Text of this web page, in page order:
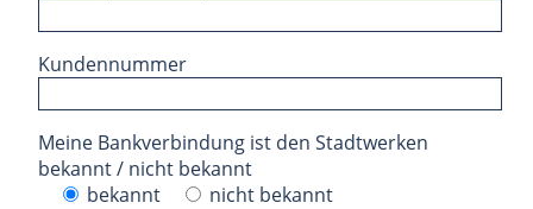
Kundennummer
Meine Bankverbindung ist den Stadtwerken
bekannt / nicht bekannt
bekannt
nicht bekannt